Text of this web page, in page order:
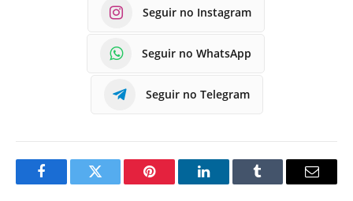
Seguir no Instagram
Seguir no WhatsApp
Seguir no Telegram
FacebookTwitter Pinterest LinkedInTumblr
E-